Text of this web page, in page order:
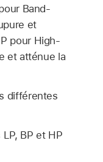
Band-
et
pour High-
et atténue la
différentes
BP et HP